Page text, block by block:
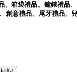
、 箱袋禮品、 鐘錶禮品、
、 創意禮品、 尾牙禮品、